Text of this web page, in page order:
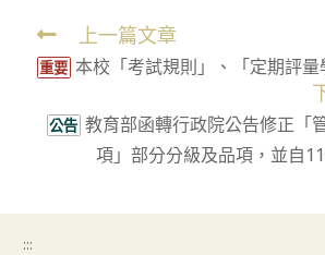
Read
more
上一篇文章
重要 本校「考試規則」、「定期評
公告 教育部函轉行政院公告修正「
項」部分分級及品項，並自
:::